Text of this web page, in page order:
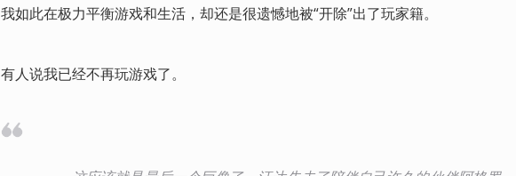
我如此在极力平衡游戏和生活，却还是很遗憾地被“开除”出了玩家籍。
有人说我已经不再玩游戏了。